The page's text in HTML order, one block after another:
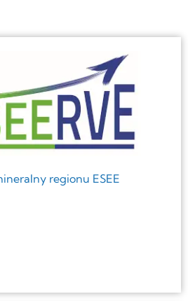
regionu ESEE